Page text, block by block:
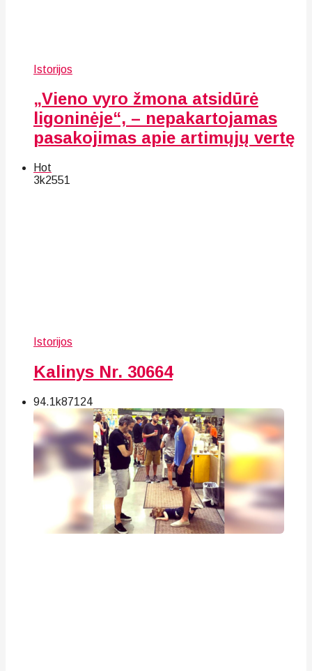
Istorijos
„Vieno vyro žmona atsidūrė
ligoninėje“, – nepakartojamas
pasakojimas apie artimųjų vertę
Hot
3k2551
Istorijos
Kalinys Nr. 30664
94.1k87124